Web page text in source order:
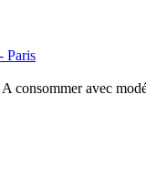
Paris
consommer avec